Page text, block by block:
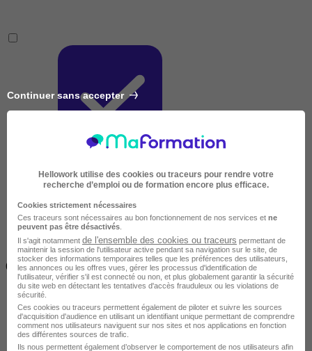
Très courte
Inférieur à 2 jours
(14h)
Continuer sans accepter
Hellowork utilise des cookies ou traceurs pour rendre votre
recherche d’emploi ou de formation encore plus efficace.
Cookies strictement nécessaires
Ces traceurs sont nécessaires au bon fonctionnement de nos services et ne
peuvent pas être désactivés
Il s'agit notamment de l'ensemble des cookies ou traceurs permettant de
maintenir la session de l'utilisateur active pendant sa navigation sur le site, de
stocker des informations temporaires telles que les préférences des utilisateurs,
les annonces ou les offres vues, gérer les processus d'identification de
l'utilisateur, vérifier s'il est connecté ou non, et plus globalement garantir la sécurité
du site web en détectant les tentatives d'accès frauduleux ou les violations de
sécurité.
Ces cookies ou traceurs permettent également de piloter et suivre les sources
d'acquisition d'audience en utilisant un identifiant unique permettant de comprendre
comment nos utilisateurs naviguent sur nos sites et nos applications en fonction
des différentes sources de trafic.
Ils nous permettent également d’observer le comportement de nos utilisateurs afin